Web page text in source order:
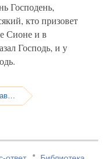
Господень,
кто призовет
Сионе и в
Господь, и у
Книга пророка Иоиля, Глава 3